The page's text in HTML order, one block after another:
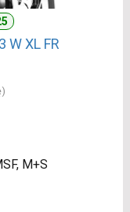
W XL FR
M+S